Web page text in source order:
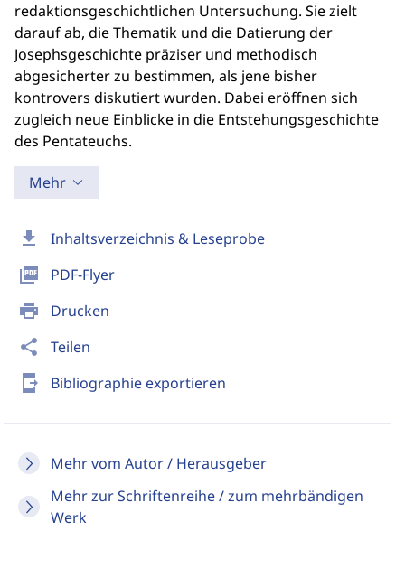
download Inhaltsverzeichnis & Leseprobe
picture_as_pdf PDF-Flyer
print Drucken
share Teilen
send_to_mobile Bibliographie exportieren
Mehr vom Autor / Herausgeber
Mehr zur Schriftenreihe / zum mehrbändigen
Werk
redaktionsgeschichtlichen Untersuchung. Sie zielt
darauf ab, die Thematik und die Datierung der
Josephsgeschichte präziser und methodisch
abgesicherter zu bestimmen, als jene bisher
kontrovers diskutiert wurden. Dabei eröffnen sich
zugleich neue Einblicke in die Entstehungsgeschichte
des Pentateuchs.
Mehr